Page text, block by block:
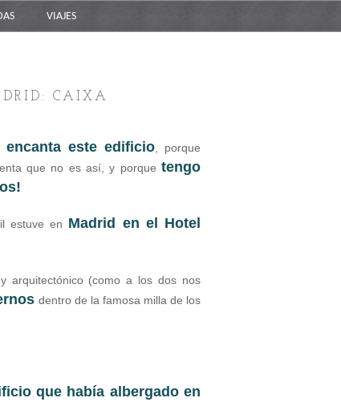
VIAJES
CAIXA
encanta este edificio , porque
que no es así, y porque tengo
estuve en Madrid en el Hotel
arquitectónico (como a los dos nos
dentro de la famosa milla de los
que había albergado en